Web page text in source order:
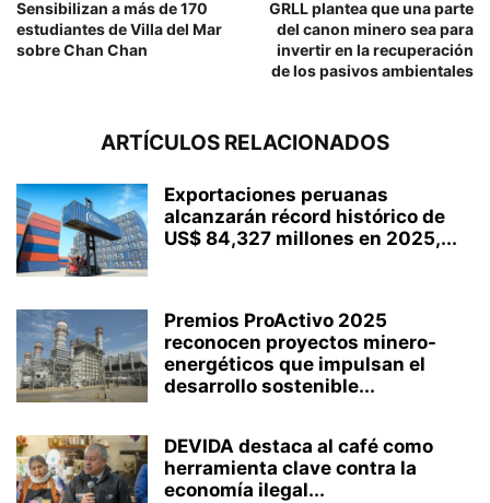
Sensibilizan a más de 170
estudiantes de Villa del Mar
sobre Chan Chan
GRLL plantea que una parte
del canon minero sea para
invertir en la recuperación
de los pasivos ambientales
ARTÍCULOS RELACIONADOS
Exportaciones peruanas
alcanzarán récord histórico de
US$ 84,327 millones en 2025,...
Premios ProActivo 2025
reconocen proyectos minero-
energéticos que impulsan el
desarrollo sostenible...
DEVIDA destaca al café como
herramienta clave contra la
economía ilegal...